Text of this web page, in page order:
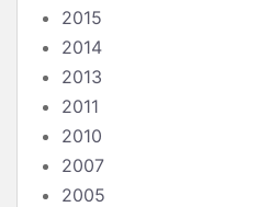
2015
2014
2013
2011
2010
2007
2005